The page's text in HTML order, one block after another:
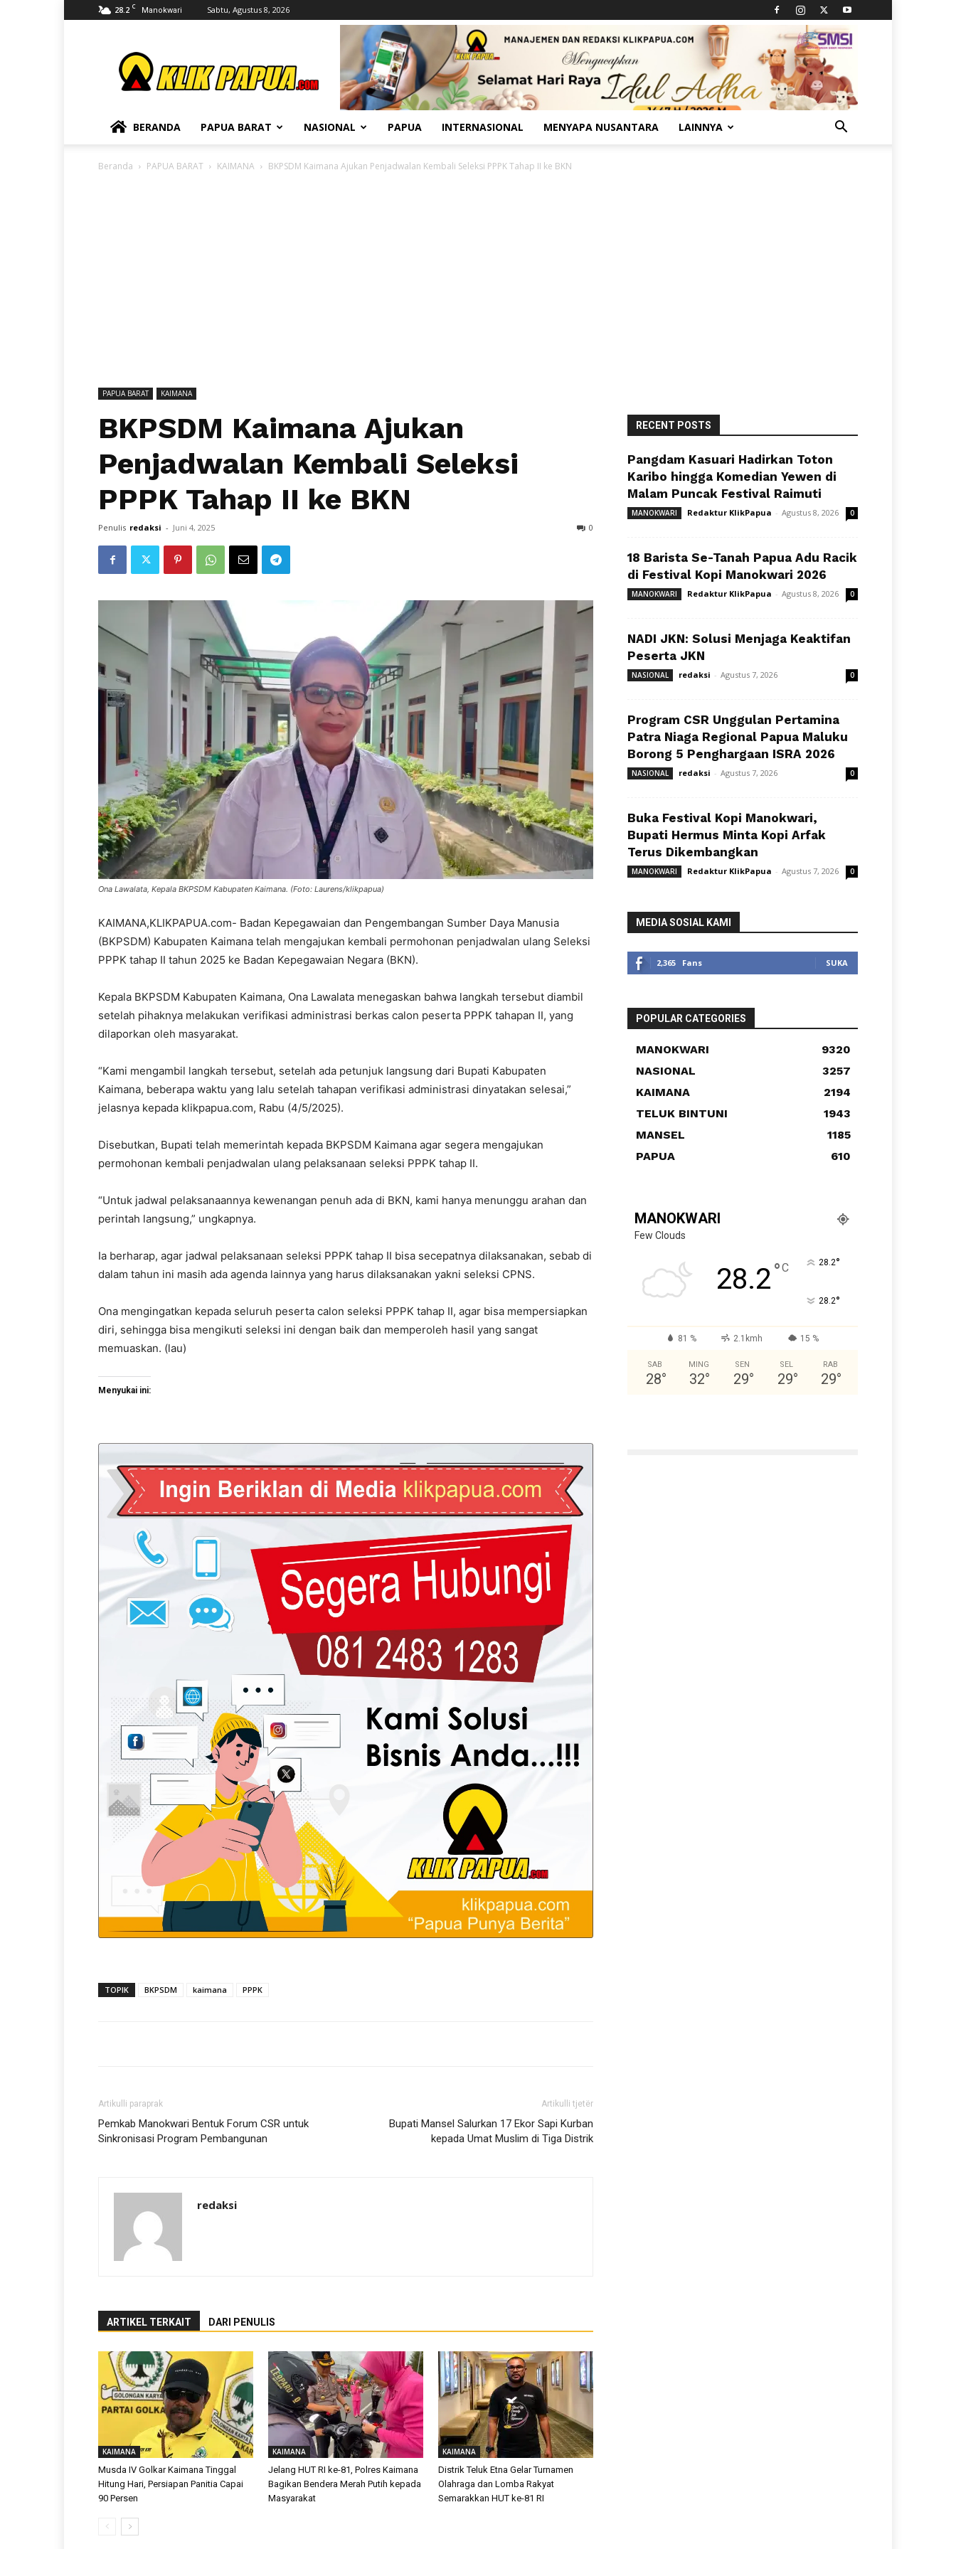
28.2 C Manokwari Sabtu, Agustus 8, 2026
BERANDA PAPUA BARAT NASIONAL PAPUA INTERNASIONAL MENYAPA NUSANTARA LAINNYA
Beranda PAPUA BARAT KAIMANA BKPSDM Kaimana Ajukan Penjadwalan Kembali Seleksi PPPK Tahap II ke BKN
PAPUA BARAT KAIMANA
BKPSDM Kaimana Ajukan
Penjadwalan Kembali Seleksi
PPPK Tahap II ke BKN
Penulis redaksi - Juni 4, 2025 0
Ona Lawalata, Kepala BKPSDM Kabupaten Kaimana. (Foto: Laurens/klikpapua)
KAIMANA,KLIKPAPUA.com- Badan Kepegawaian dan Pengembangan Sumber Daya Manusia
(BKPSDM) Kabupaten Kaimana telah mengajukan kembali permohonan penjadwalan ulang Seleksi
PPPK tahap II tahun 2025 ke Badan Kepegawaian Negara (BKN).
Kepala BKPSDM Kabupaten Kaimana, Ona Lawalata menegaskan bahwa langkah tersebut diambil
setelah pihaknya melakukan verifikasi administrasi berkas calon peserta PPPK tahapan II, yang
dilaporkan oleh masyarakat.
“Kami mengambil langkah tersebut, setelah ada petunjuk langsung dari Bupati Kabupaten
Kaimana, beberapa waktu yang lalu setelah tahapan verifikasi administrasi dinyatakan selesai,”
jelasnya kepada klikpapua.com, Rabu (4/5/2025).
Disebutkan, Bupati telah memerintah kepada BKPSDM Kaimana agar segera mengajukan
permohonan kembali penjadwalan ulang pelaksanaan seleksi PPPK tahap II.
“Untuk jadwal pelaksanaannya kewenangan penuh ada di BKN, kami hanya menunggu arahan dan
perintah langsung,” ungkapnya.
Ia berharap, agar jadwal pelaksanaan seleksi PPPK tahap II bisa secepatnya dilaksanakan, sebab di
dalam tahun ini masih ada agenda lainnya yang harus dilaksanakan yakni seleksi CPNS.
Ona mengingatkan kepada seluruh peserta calon seleksi PPPK tahap II, agar bisa mempersiapkan
diri, sehingga bisa mengikuti seleksi ini dengan baik dan memperoleh hasil yang sangat
memuaskan. (lau)
Menyukai ini:
TOPIK BKPSDM kaimana PPPK
Artikulli paraprak
Pemkab Manokwari Bentuk Forum CSR untuk
Sinkronisasi Program Pembangunan
Artikulli tjetër
Bupati Mansel Salurkan 17 Ekor Sapi Kurban
kepada Umat Muslim di Tiga Distrik
redaksi
ARTIKEL TERKAIT DARI PENULIS
KAIMANA
Musda IV Golkar Kaimana Tinggal
Hitung Hari, Persiapan Panitia Capai
90 Persen
KAIMANA
Jelang HUT RI ke-81, Polres Kaimana
Bagikan Bendera Merah Putih kepada
Masyarakat
KAIMANA
Distrik Teluk Etna Gelar Turnamen
Olahraga dan Lomba Rakyat
Semarakkan HUT ke-81 RI
RECENT POSTS
Pangdam Kasuari Hadirkan Toton
Karibo hingga Komedian Yewen di
Malam Puncak Festival Raimuti
MANOKWARI Redaktur KlikPapua - Agustus 8, 2026 0
18 Barista Se-Tanah Papua Adu Racik
di Festival Kopi Manokwari 2026
MANOKWARI Redaktur KlikPapua - Agustus 8, 2026 0
NADI JKN: Solusi Menjaga Keaktifan
Peserta JKN
NASIONAL redaksi - Agustus 7, 2026 0
Program CSR Unggulan Pertamina
Patra Niaga Regional Papua Maluku
Borong 5 Penghargaan ISRA 2026
NASIONAL redaksi - Agustus 7, 2026 0
Buka Festival Kopi Manokwari,
Bupati Hermus Minta Kopi Arfak
Terus Dikembangkan
MANOKWARI Redaktur KlikPapua - Agustus 7, 2026 0
MEDIA SOSIAL KAMI
2,365 Fans SUKA
POPULAR CATEGORIES
MANOKWARI
9320
NASIONAL
3257
KAIMANA
2194
TELUK BINTUNI
1943
MANSEL
1185
PAPUA
610
MANOKWARI
Few Clouds
28.2°C 28.2°
28.2°
81 % 2.1kmh 15 %
SAB
28°
MING
32°
SEN
29°
SEL
29°
RAB
29°